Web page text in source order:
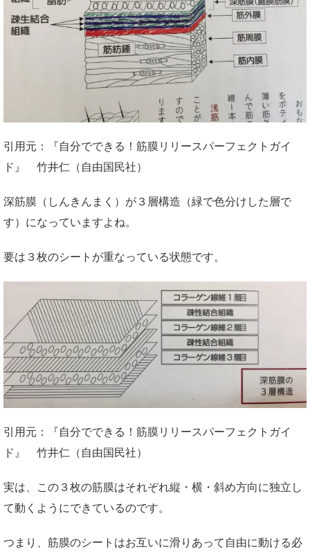
引用元：『自分でできる！筋膜リリースパーフェクトガイ
ド』 竹井仁（自由国民社）
深筋膜（しんきんまく）が３層構造（緑で色分けした層で
す）になっていますよね。
要は３枚のシートが重なっている状態です。
引用元：『自分でできる！筋膜リリースパーフェクトガイ
ド』 竹井仁（自由国民社）
実は、この３枚の筋膜はそれぞれ縦・横・斜め方向に独立し
て動くようにできているのです。
つまり、筋膜のシートはお互いに滑りあって自由に動ける必